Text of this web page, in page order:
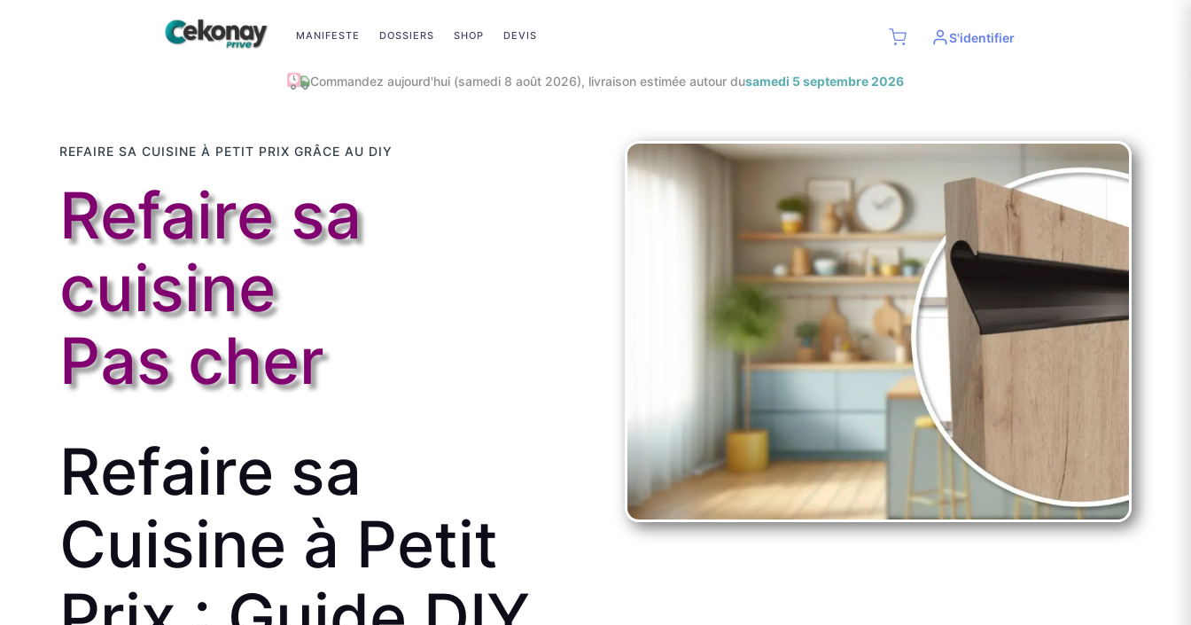
MANIFESTE DOSSIERS SHOP DEVIS S'identifier
Prix bas toute l’année+ ventes privées exclusivesréservées aux membres
REFAIRE SA CUISINE À PETIT PRIX GRÂCE AU DIY
Refaire sa
cuisine
Pas cher
Refaire sa
Cuisine à Petit